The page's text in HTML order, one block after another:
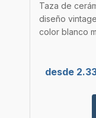
Taza de
diseño
color blanco
desde